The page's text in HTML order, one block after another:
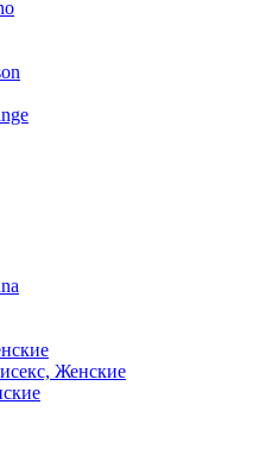
Женские